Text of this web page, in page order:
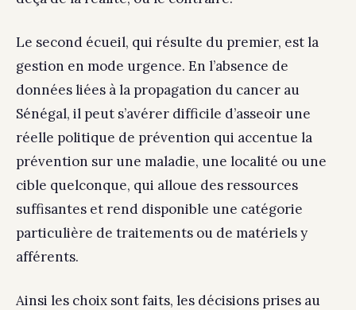
Le second écueil, qui résulte du premier, est la
gestion en mode urgence. En l’absence de
données liées à la propagation du cancer au
Sénégal, il peut s’avérer difficile d’asseoir une
réelle politique de prévention qui accentue la
prévention sur une maladie, une localité ou une
cible quelconque, qui alloue des ressources
suffisantes et rend disponible une catégorie
particulière de traitements ou de matériels y
afférents.
Ainsi les choix sont faits, les décisions prises au